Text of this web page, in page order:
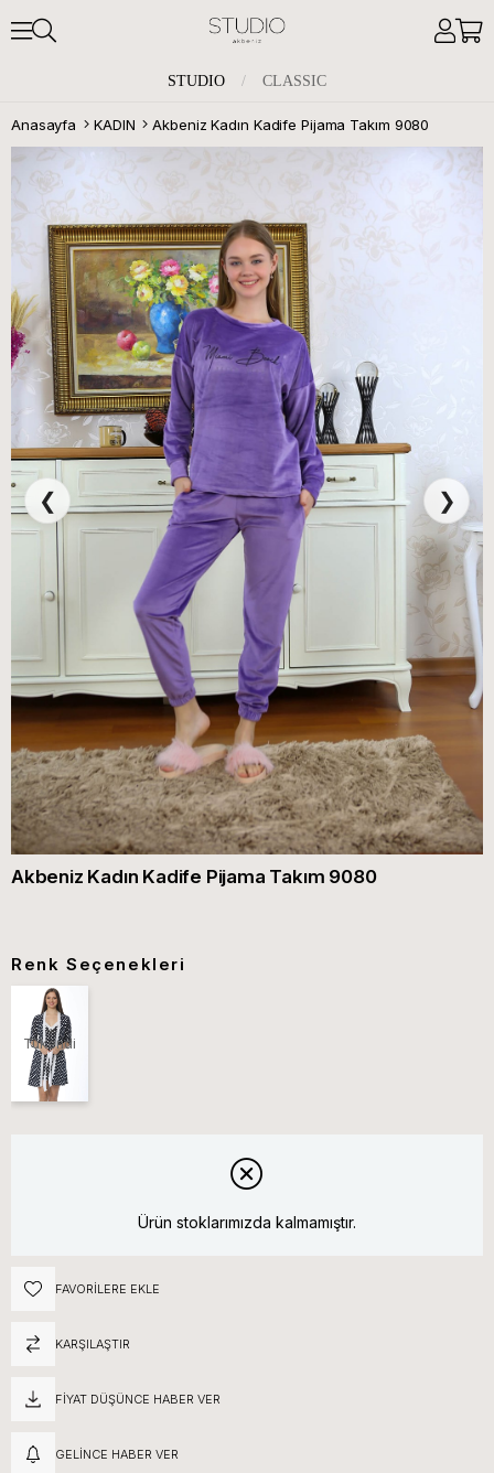
STUDIO / CLASSIC
Anasayfa KADIN Akbeniz Kadın Kadife Pijama Takım 9080
❮ ❯
Akbeniz Kadın Kadife Pijama Takım 9080
Renk Seçenekleri
Tükendi
Ürün stoklarımızda kalmamıştır.
FAVORILERE EKLE
KARŞILAŞTIR
FIYAT DÜŞÜNCE HABER VER
GELINCE HABER VER